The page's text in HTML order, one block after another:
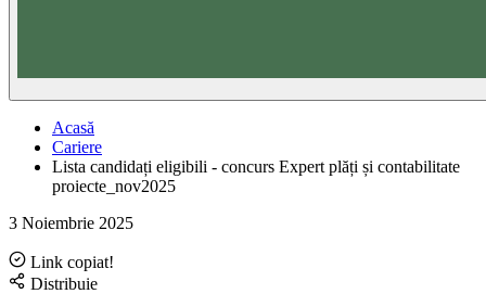
Acasă
Cariere
Lista candidați eligibili - concurs Expert plăți și contabilitate
proiecte_nov2025
3 Noiembrie 2025
Link copiat!
Distribuie